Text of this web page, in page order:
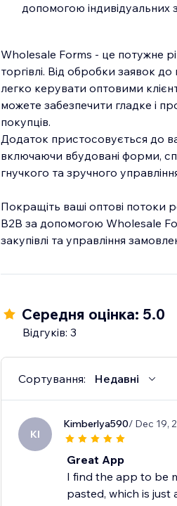
допомогою індивідуальних
Wholesale Forms - це потужне
торгівлі. Від обробки заявок
легко керувати оптовими
можете забезпечити гладке і
покупців.
Додаток пристосовується до
включаючи вбудовані форми,
гнучкого та зручного
Покращіть ваші оптові потоки
B2B за допомогою Wholesale
закупівлі та управління
Середня оцінка: 5.0
Відгуків: 3
Сортування: Недавні
KI
Kimberlya590/ Dec 19,
Great App
I find the app to be
pasted, which is just